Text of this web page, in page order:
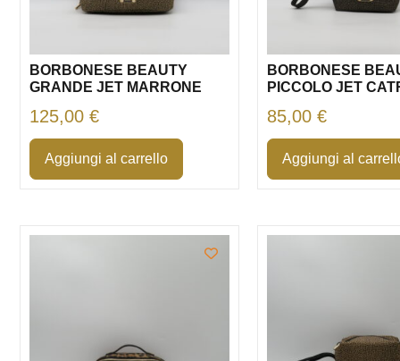
BORBONESE BEAUTY
GRANDE JET MARRONE
125,00€
Aggiungi al carrello
BORBONESE
PICCOLO JET
85,00€
Aggiungi al